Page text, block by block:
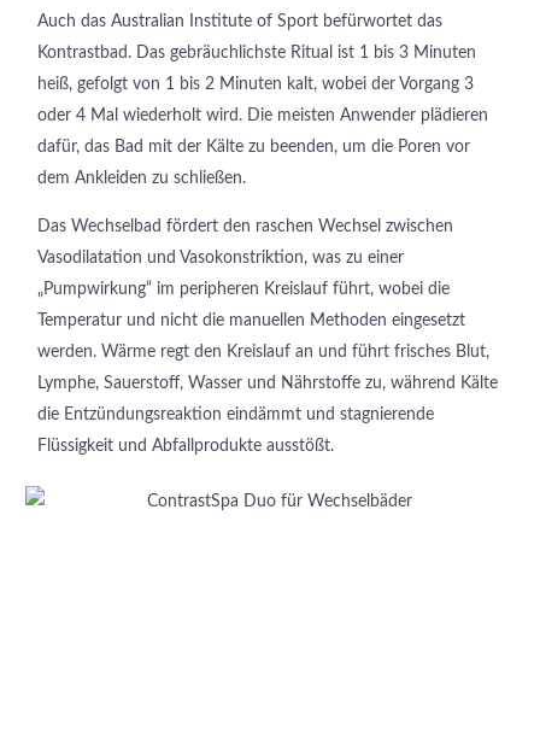
Auch das Australian Institute of Sport befürwortet das
Kontrastbad. Das gebräuchlichste Ritual ist 1 bis 3 Minuten
heiß, gefolgt von 1 bis 2 Minuten kalt, wobei der Vorgang 3
oder 4 Mal wiederholt wird. Die meisten Anwender plädieren
dafür, das Bad mit der Kälte zu beenden, um die Poren vor
dem Ankleiden zu schließen.
Das Wechselbad fördert den raschen Wechsel zwischen
Vasodilatation und Vasokonstriktion, was zu einer
„Pumpwirkung“ im peripheren Kreislauf führt, wobei die
Temperatur und nicht die manuellen Methoden eingesetzt
werden. Wärme regt den Kreislauf an und führt frisches Blut,
Lymphe, Sauerstoff, Wasser und Nährstoffe zu, während Kälte
die Entzündungsreaktion eindämmt und stagnierende
Flüssigkeit und Abfallprodukte ausstößt.